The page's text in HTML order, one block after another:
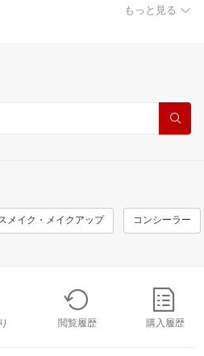
もっと見る
メイク・メイクアップ コンシーラー
閲覧履歴 購入履歴